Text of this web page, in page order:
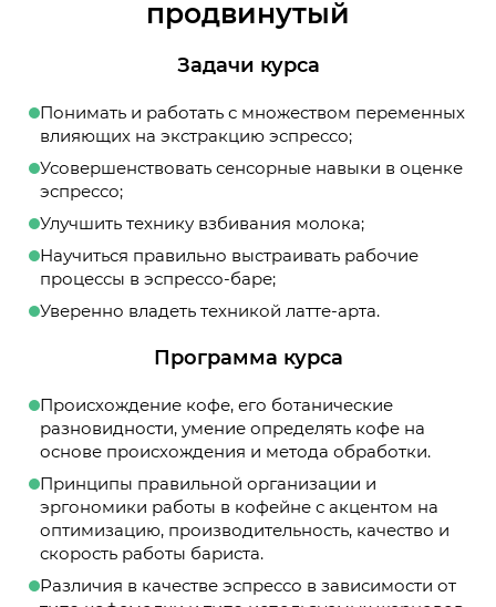
продвинутый
Задачи курса
Понимать и работать с множеством переменных
влияющих на экстракцию эспрессо;
Усовершенствовать сенсорные навыки в оценке
эспрессо;
Улучшить технику взбивания молока;
Научиться правильно выстраивать рабочие
процессы в эспрессо-баре;
Уверенно владеть техникой латте-арта.
Программа курса
Происхождение кофе, его ботанические
разновидности, умение определять кофе на
основе происхождения и метода обработки.
Принципы правильной организации и
эргономики работы в кофейне с акцентом на
оптимизацию, производительность, качество и
скорость работы бариста.
Различия в качестве эспрессо в зависимости от